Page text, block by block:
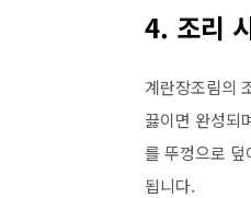
4. 조리
계란장조림의
끓이면 완성되
를 뚜껑으로
됩니다.